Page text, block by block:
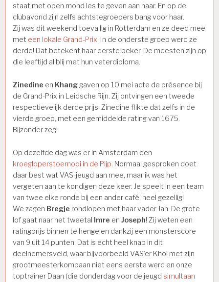
staat met open mond les te geven aan haar. En op de
clubavond zijn zelfs achtstegroepers bang voor haar.
Zij was dit weekend toevallig in Rotterdam en ze deed mee
met een lokale Grand-Prix. In de onderste groep werd ze
derde! Dat betekent haar eerste beker. De meesten zijn op
die leeftijd al blij met hun veterdiploma.
Zinedine en Khanggaven op 10 mei acte de présence bij
de Grand-Prix in Leidsche Rijn. Zij ontvingen een tweede
respectievelijk derde prijs. Zinedine flikte dat zelfs in de
vierde groep, met een gemiddelde rating van 1675.
Bijzonder zeg!
Op dezelfde dag was er in Amsterdam een
kroegloperstoernooi in de Pijp. Normaal gesproken doet
daar best wat VAS-jeugd aan mee, maar ik was het
vergeten aan te kondigen deze keer. Je speelt in een team
van twee elke ronde bij een ander café, heel gezellig!
We zagen Bregje rondlopen met haar vader Jan. De grote
lof gaat naar het tweetal Imre en Joseph! Zij weten een
ratingprijs binnen te hengelen dankzij een monsterscore
van 9 uit 14 punten. Dat is echt heel knap in dit
deelnemersveld, waar bijvoorbeeld VAS’er Khoi met zijn
grootmeesterkompaan niet eens eerste werd en onze
toptrainer Daan (die donderdag voor de jeugd simultaan